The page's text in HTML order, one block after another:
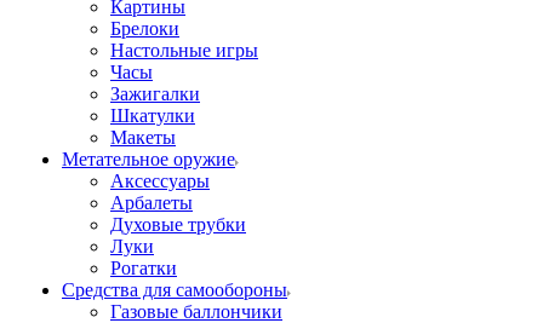
Картины
Брелоки
Настольные игры
Часы
Зажигалки
Шкатулки
Макеты
Метательное оружие
Аксессуары
Арбалеты
Духовые трубки
Луки
Рогатки
Средства для самообороны
Газовые баллончики